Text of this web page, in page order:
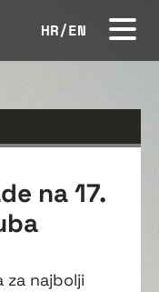
HR/EN
na 17.
za najbolji